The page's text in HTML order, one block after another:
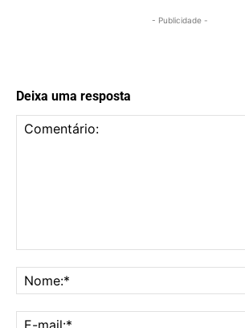
- Publicidade -
Deixa uma resposta